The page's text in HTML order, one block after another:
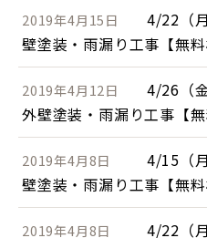
2019年4月15日
4/22（
壁塗装・雨漏り工事【無料
2019年4月12日
4/26（
外壁塗装・雨漏り工事【無
2019年4月8日
4/15（
壁塗装・雨漏り工事【無料
2019年4月8日 4/22（